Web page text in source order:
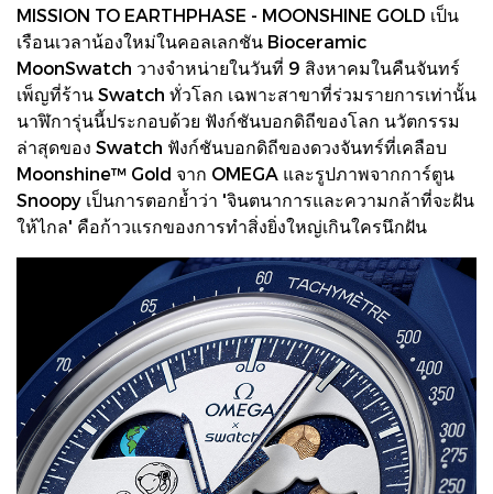
MISSION TO EARTHPHASE - MOONSHINE GOLD เป็น
เรือนเวลาน้องใหม่ในคอลเลกชัน Bioceramic
MoonSwatch วางจำหน่ายในวันที่ 9 สิงหาคมในคืนจันทร์
เพ็ญที่ร้าน Swatch ทั่วโลก เฉพาะสาขาที่ร่วมรายการเท่านั้น
นาฬิการุ่นนี้ประกอบด้วย ฟังก์ชันบอกดิถีของโลก นวัตกรรม
ล่าสุดของ Swatch ฟังก์ชันบอกดิถีของดวงจันทร์ที่เคลือบ
Moonshine™ Gold จาก OMEGA และรูปภาพจากการ์ตูน
Snoopy เป็นการตอกย้ำว่า 'จินตนาการและความกล้าที่จะฝัน
ให้ไกล' คือก้าวแรกของการทำสิ่งยิ่งใหญ่เกินใครนึกฝัน